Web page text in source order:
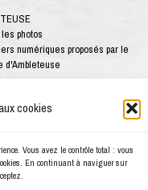
cookies
Vous avez le contrôle total : vous
En continuant à naviguer sur
photos
numériques proposés par le
d'Ambleteuse